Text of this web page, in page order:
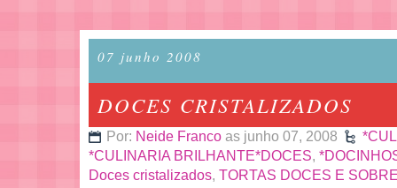
07 junho 2008
DOCES CRISTALIZADOS
Por: Neide Franco as junho 07, 2008
*CULINARIA BRILHANTE*DOCES,
Doces cristalizados, TORTAS DOCES E